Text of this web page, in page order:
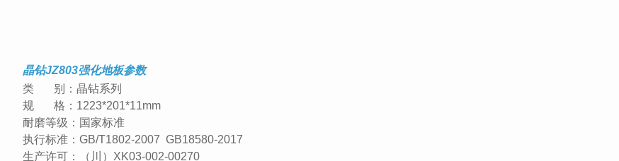
晶钻JZ803强化地板参数
类 别：晶钻系列
规 格： 1223*201*11mm
耐磨等级：国家标准
执行标准： GB/T1802-2007 GB18580-2017
生产许可：（川） XK03-002-00270